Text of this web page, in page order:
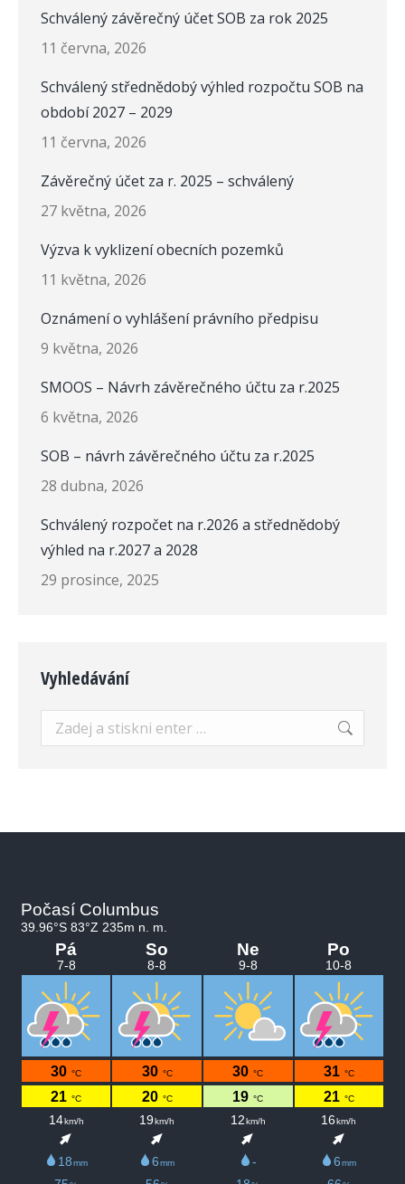
Schválený závěrečný účet SOB za rok 2025
11 června, 2026
Schválený střednědobý výhled rozpočtu SOB na
období 2027 – 2029
11 června, 2026
Závěrečný účet za r. 2025 – schválený
27 května, 2026
Výzva k vyklizení obecních pozemků
11 května, 2026
Oznámení o vyhlášení právního předpisu
9 května, 2026
SMOOS – Návrh závěrečného účtu za r.2025
6 května, 2026
SOB – návrh závěrečného účtu za r.2025
28 dubna, 2026
Schválený rozpočet na r.2026 a střednědobý
výhled na r.2027 a 2028
29 prosince, 2025
Vyhledávání
Search: